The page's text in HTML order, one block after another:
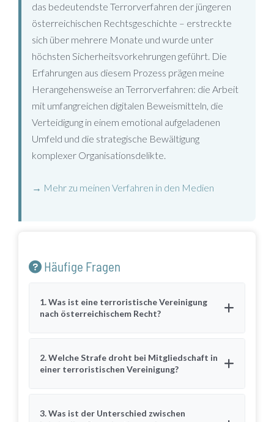
das bedeutendste Terrorverfahren der jüngeren
österreichischen Rechtsgeschichte – erstreckte
sich über mehrere Monate und wurde unter
höchsten Sicherheitsvorkehrungen geführt. Die
Erfahrungen aus diesem Prozess prägen meine
Herangehensweise an Terrorverfahren: die Arbeit
mit umfangreichen digitalen Beweismitteln, die
Verteidigung in einem emotional aufgeladenen
Umfeld und die strategische Bewältigung
komplexer Organisationsdelikte.
→ Mehr zu meinen Verfahren in den Medien
Häufige Fragen
1. Was ist eine terroristische Vereinigung
nach österreichischem Recht?
2. Welche Strafe droht bei Mitgliedschaft in
einer terroristischen Vereinigung?
3. Was ist der Unterschied zwischen